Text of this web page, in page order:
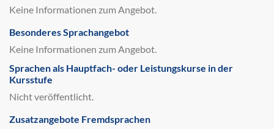
Keine Informationen zum Angebot.
Besonderes Sprachangebot
Keine Informationen zum Angebot.
Sprachen als Hauptfach- oder Leistungskurse in der
Kursstufe
Nicht veröffentlicht.
Zusatzangebote Fremdsprachen